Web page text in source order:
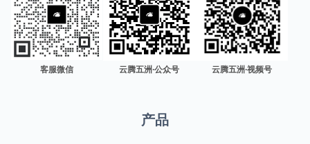
客服微信 云腾五洲·公众号 云腾五洲·视频号
产品